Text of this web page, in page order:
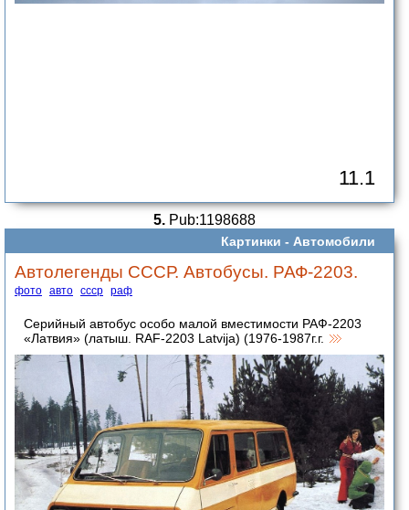
11.1
5. Pub:1198688
Картинки - Автомобили
Автолегенды СССР. Автобусы. РАФ-2203.
фото авто ссср раф
Серийный автобус особо малой вместимости РАФ-2203
«Латвия» (латыш. RAF-2203 Latvija) (1976-1987г.г.